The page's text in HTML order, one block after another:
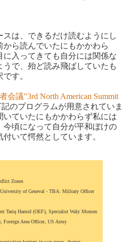
は、できるだけ読むようにし
ら読んでいたにもかかわら
入ってきても自分には関係な
で、殆ど読み飛ばしていたも
す。
会議"3rd North American Summit
のプログラムが用意されていま
いていたにもかかわらず私には
今頃になって自分が平和ぼけの
いて愕然としています。
Zones
University of Geneval - TBA: Military Officer
Tariq Hamid (OEF), Specialist Waly Momen
Foreign Area Officer, US Army